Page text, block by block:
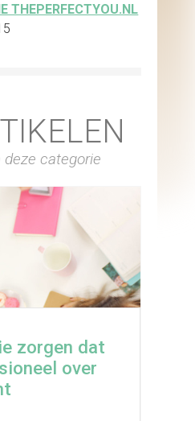
THEPERFECTYOU.NL
categorie
zorgen dat
over